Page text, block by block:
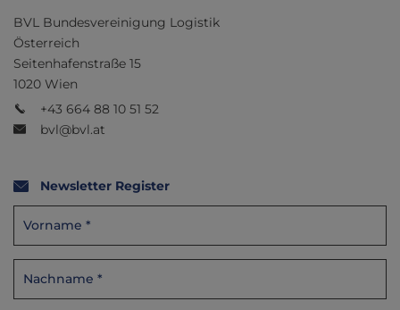
BVL Bundesvereinigung Logistik
Österreich
Seitenhafenstraße 15
1020 Wien
+43 664 88 10 51 52
bvl@bvl.at
Newsletter Register